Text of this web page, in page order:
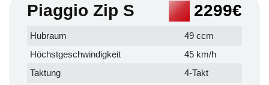
Piaggio Zip S 2299€
Hubraum
49 ccm
Höchstgeschwindigkeit
45 km/h
Taktung
4-Takt